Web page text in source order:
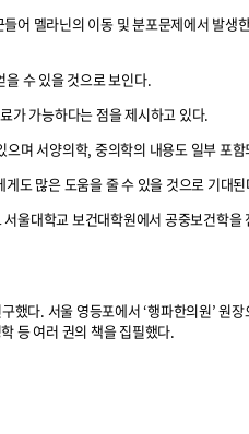
어 멜라닌의 이동 및 분포문제에서 발생
수 있을 것으로 보인다.
가 가능하다는 점을 제시하고 있다.
며 서양의학, 중의학의 내용도 일부 포함
도 많은 도움을 줄 수 있을 것으로 기대된
울대학교 보건대학원에서 공중보건학을
다. 서울 영등포에서 ‘행파한의원’ 원장
등 여러 권의 책을 집필했다.